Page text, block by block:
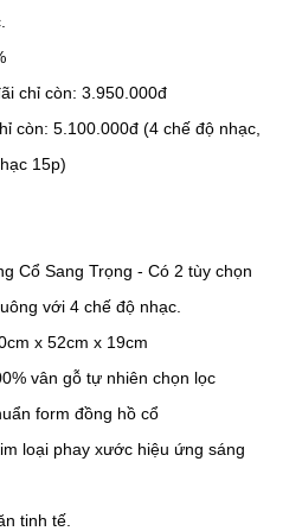
chỉ còn: 3.950.000đ
còn: 5.100.000đ (4 chế độ nhạc,
15p)
Cổ Sang Trọng - Có 2 tùy chọn
với 4 chế độ nhạc.
x 52cm x 19cm
vân gỗ tự nhiên chọn lọc
form đồng hồ cổ
loại phay xước hiệu ứng sáng
tinh tế.